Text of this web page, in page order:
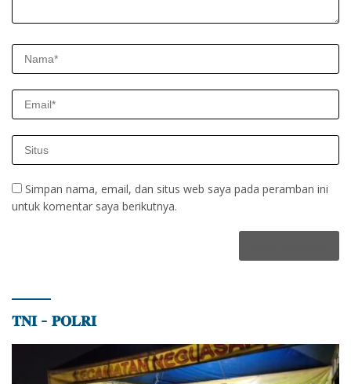
Simpan nama, email, dan situs web saya pada peramban ini
untuk komentar saya berikutnya.
𝐓𝐍𝐈 – 𝐏𝐎𝐋𝐑𝐈